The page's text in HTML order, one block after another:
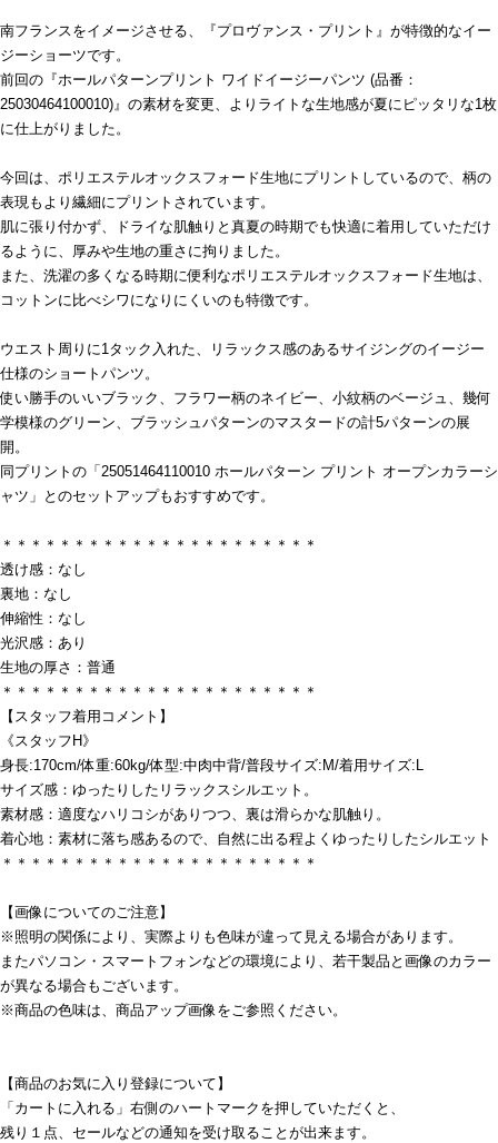
南フランスをイメージさせる、『プロヴァンス・プリント』が特徴的なイー
ジーショーツです。
前回の『ホールパターンプリント ワイドイージーパンツ (品番：
25030464100010)』の素材を変更、よりライトな生地感が夏にピッタリな1枚
に仕上がりました。
今回は、ポリエステルオックスフォード生地にプリントしているので、柄の
表現もより繊細にプリントされています。
肌に張り付かず、ドライな肌触りと真夏の時期でも快適に着用していただけ
るように、厚みや生地の重さに拘りました。
また、洗濯の多くなる時期に便利なポリエステルオックスフォード生地は、
コットンに比べシワになりにくいのも特徴です。
ウエスト周りに1タック入れた、リラックス感のあるサイジングのイージー
仕様のショートパンツ。
使い勝手のいいブラック、フラワー柄のネイビー、小紋柄のベージュ、幾何
学模様のグリーン、ブラッシュパターンのマスタードの計5パターンの展
開。
同プリントの「25051464110010 ホールパターン プリント オープンカラーシ
ャツ」とのセットアップもおすすめです。
＊＊＊＊＊＊＊＊＊＊＊＊＊＊＊＊＊＊＊＊＊＊
透け感：なし
裏地：なし
伸縮性：なし
光沢感：あり
生地の厚さ：普通
＊＊＊＊＊＊＊＊＊＊＊＊＊＊＊＊＊＊＊＊＊＊
【スタッフ着用コメント】
《スタッフH》
身長:170cm/体重:60kg/体型:中肉中背/普段サイズ:M/着用サイズ:L
サイズ感：ゆったりしたリラックスシルエット。
素材感：適度なハリコシがありつつ、裏は滑らかな肌触り。
着心地：素材に落ち感あるので、自然に出る程よくゆったりしたシルエット
＊＊＊＊＊＊＊＊＊＊＊＊＊＊＊＊＊＊＊＊＊＊
【画像についてのご注意】
※照明の関係により、実際よりも色味が違って見える場合があります。
またパソコン・スマートフォンなどの環境により、若干製品と画像のカラー
が異なる場合もございます。
※商品の色味は、商品アップ画像をご参照ください。
【商品のお気に入り登録について】
「カートに入れる」右側のハートマークを押していただくと、
残り１点、セールなどの通知を受け取ることが出来ます。